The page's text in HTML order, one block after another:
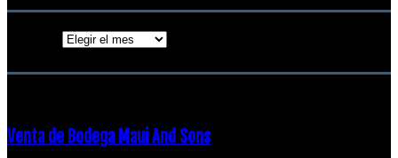
Venta de Bodega Maui And Sons